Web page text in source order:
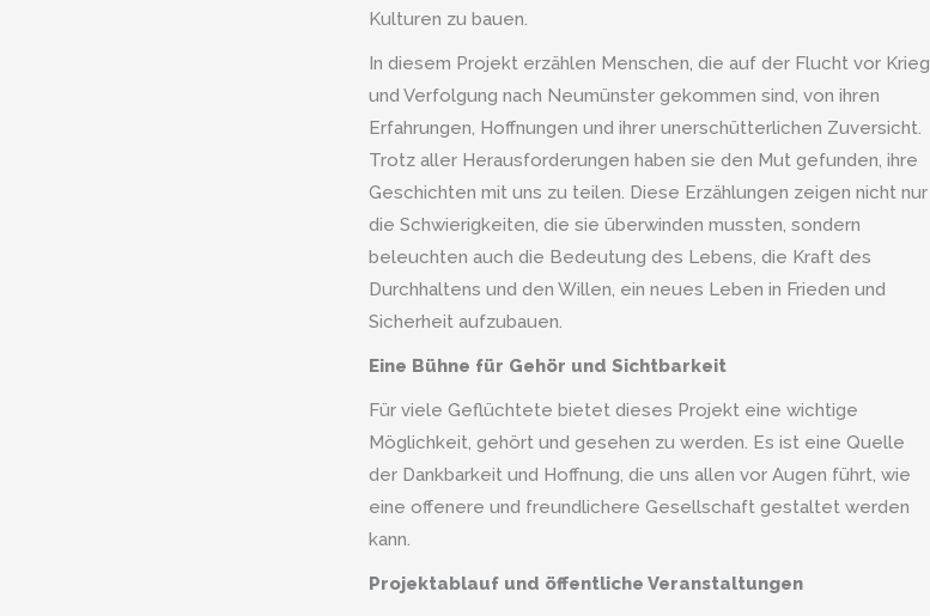
Kulturen zu bauen.
In diesem Projekt erzählen Menschen, die auf der Flucht vor Krieg
und Verfolgung nach Neumünster gekommen sind, von ihren
Erfahrungen, Hoffnungen und ihrer unerschütterlichen Zuversicht.
Trotz aller Herausforderungen haben sie den Mut gefunden, ihre
Geschichten mit uns zu teilen. Diese Erzählungen zeigen nicht nur
die Schwierigkeiten, die sie überwinden mussten, sondern
beleuchten auch die Bedeutung des Lebens, die Kraft des
Durchhaltens und den Willen, ein neues Leben in Frieden und
Sicherheit aufzubauen.
Eine Bühne für Gehör und Sichtbarkeit
Für viele Geflüchtete bietet dieses Projekt eine wichtige
Möglichkeit, gehört und gesehen zu werden. Es ist eine Quelle
der Dankbarkeit und Hoffnung, die uns allen vor Augen führt, wie
eine offenere und freundlichere Gesellschaft gestaltet werden
kann.
Projektablauf und öffentliche Veranstaltungen